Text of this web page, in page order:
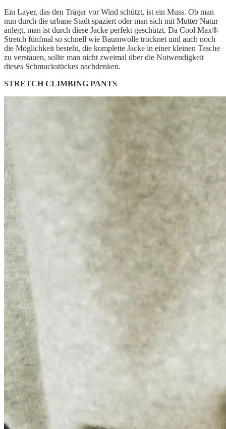
Ein Layer, das den Träger vor Wind schützt, ist ein Muss. Ob man
nun durch die urbane Stadt spaziert oder man sich mit Mutter Natur
anlegt, man ist durch diese Jacke perfekt geschützt. Da Cool Max®
Stretch fünfmal so schnell wie Baumwolle trocknet und auch noch
die Möglichkeit besteht, die komplette Jacke in einer kleinen Tasche
zu verstauen, sollte man nicht zweimal über die Notwendigkeit
dieses Schmuckstückes nachdenken.
STRETCH CLIMBING PANTS